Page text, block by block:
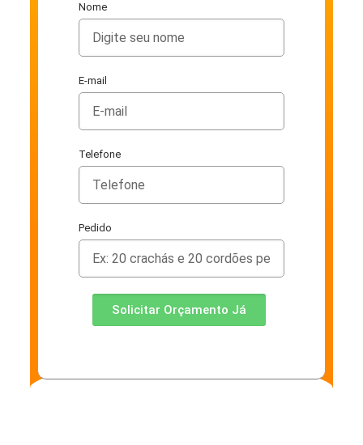
Nome
E-mail
Telefone
Pedido
Solicitar Orçamento Já